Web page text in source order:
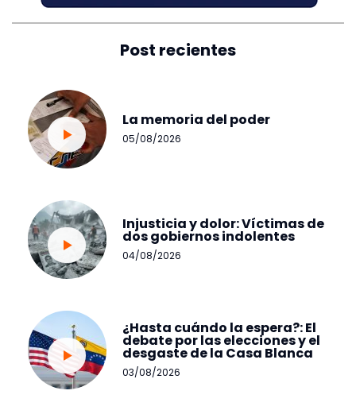
Post recientes
La memoria del poder
05/08/2026
Injusticia y dolor: Víctimas de
dos gobiernos indolentes
04/08/2026
¿Hasta cuándo la espera?: El
debate por las elecciones y el
desgaste de la Casa Blanca
03/08/2026